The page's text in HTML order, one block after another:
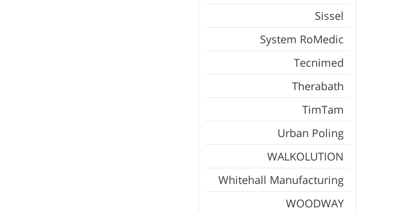
Sissel
System RoMedic
Tecnimed
Therabath
TimTam
Urban Poling
WALKOLUTION
Whitehall Manufacturing
WOODWAY